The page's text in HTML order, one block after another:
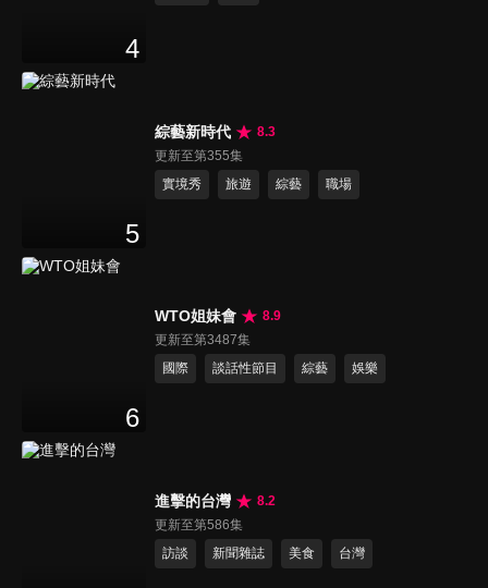
4
5
綜藝新時代
8.3
更新至第355集
實境秀
旅遊 綜藝 職場
6
WTO姐妹會
8.9
更新至第3487集
國際
談話性節目 綜藝 娛樂
進擊的台灣
8.2
更新至第586集
訪談
新聞雜誌 美食 台灣